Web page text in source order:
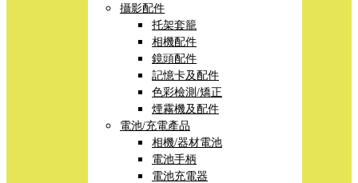
攝影配件
托架套籠
相機配件
鏡頭配件
記憶卡及配件
色彩檢測/矯正
煙霧機及配件
電池/充電產品
相機/器材電池
電池手柄
電池充電器